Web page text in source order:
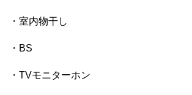
・室内物干し
・BS
・TVモニターホン